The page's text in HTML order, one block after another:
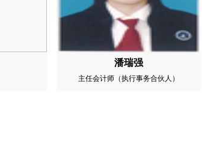
潘瑞强
主任会计师（执行事务合伙人）